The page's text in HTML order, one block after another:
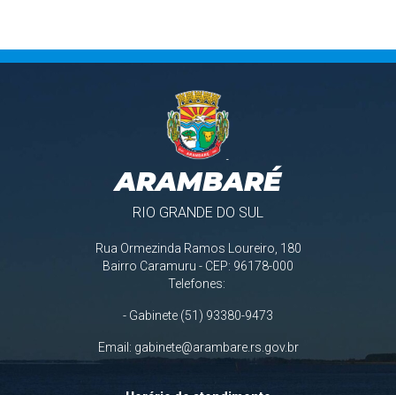
ARAMBARÉ
RIO GRANDE DO SUL
Rua Ormezinda Ramos Loureiro, 180
Bairro Caramuru - CEP: 96178-000
Telefones:
- Gabinete (51) 93380-9473
Email: gabinete@arambare.rs.gov.br